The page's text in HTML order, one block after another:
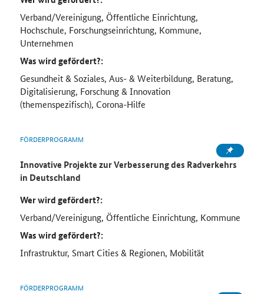
Verband/Vereinigung, Öffentliche Einrichtung,
Hochschule, Forschungseinrichtung, Kommune,
Unternehmen
Was wird gefördert?:
Gesundheit & Soziales, Aus- & Weiterbildung, Beratung,
Digitalisierung, Forschung & Innovation
(themenspezifisch), Corona-Hilfe
FÖRDERPROGRAMM
Innovative Projekte zur Verbesserung des Radverkehrs
in Deutschland
Wer wird gefördert?:
Verband/Vereinigung, Öffentliche Einrichtung, Kommune
Was wird gefördert?:
Infrastruktur, Smart Cities & Regionen, Mobilität
FÖRDERPROGRAMM